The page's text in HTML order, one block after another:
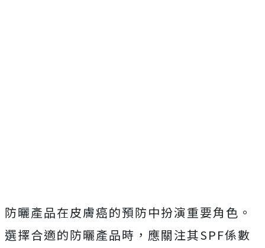
防曬產品在皮膚癌的預防中扮演重要角色。
選擇合適的防曬產品時，應關注其SPF係數